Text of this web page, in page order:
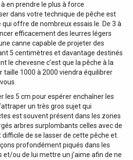
en prendre le plus à force
dans votre technique de pêche est
offre de nombreux essais le. De 3 à
efficacement des leurres légers
canne capable de projeter des
5 centimètres et davantage destinés
le chevesne c’est que la pêche à la
taille 1000 à 2000 viendra équilibrer
les 5 cm pour espérer enchaîner les
un très gros sujet qui
est souvent présent dans les zones
arbres surplombants celles avec de
de se lasser de cette pêche et.
profondément piqués dans les
ou de lui mettre un j’aime afin de ne